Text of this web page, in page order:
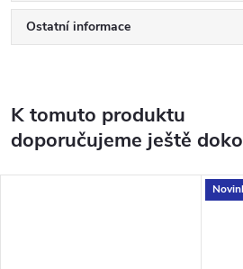
Ostatní informace
K tomuto produktu
doporučujeme ještě